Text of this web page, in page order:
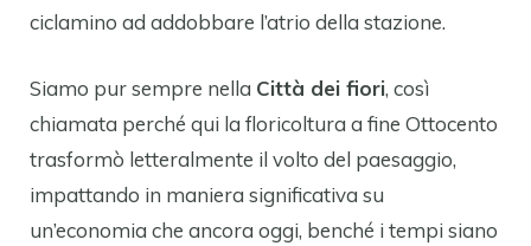
ciclamino ad addobbare l’atrio della stazione.
Siamo pur sempre nella Città dei fiori, così
chiamata perché qui la floricoltura a fine Ottocento
trasformò letteralmente il volto del paesaggio,
impattando in maniera significativa su
un’economia che ancora oggi, benché i tempi siano